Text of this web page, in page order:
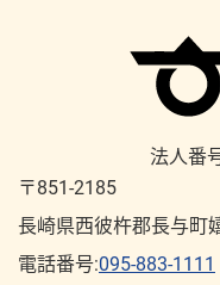
法人番
〒851-2185
長崎県西彼杵郡長与町
電話番号:095-883-1111